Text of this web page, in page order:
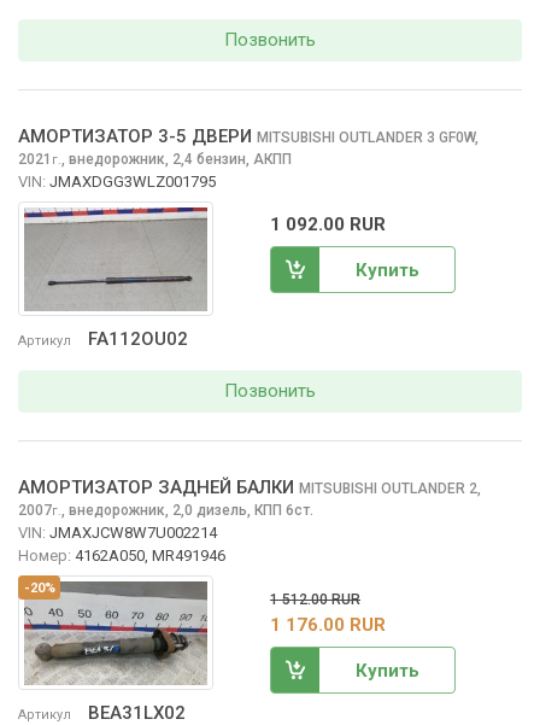
Позвонить
Артикул FA112OU02
АМОРТИЗАТОР 3-5 ДВЕРИ MITSUBISHI OUTLANDER 3 GF0W,
2021 г. внедорожник, 2,4 бензин, АКПП
VIN: JMAXDGG3WLZ001795
1 092.00 RUR
Купить
Позвонить
-20%
Артикул BEA31LX02
АМОРТИЗАТОР ЗАДНЕЙ БАЛКИ MITSUBISHI OUTLANDER 2,
2007г. внедорожник, 2,0 дизель, КПП 6ст.
VIN: JMAXJCW8W7U002214
Номер: 4162A050, MR491946
1 512.00 RUR
1 176.00 RUR
Купить